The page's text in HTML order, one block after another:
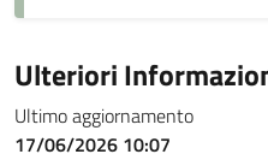
Ulteriori
Ultimo aggiornamento
17/06/2026 10:07